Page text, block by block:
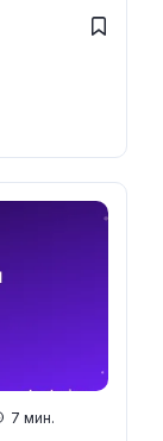
7 мин.